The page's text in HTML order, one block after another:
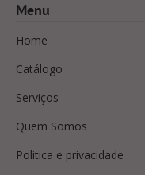
Menu
Home
Catálogo
Serviços
Quem Somos
Politica e privacidade